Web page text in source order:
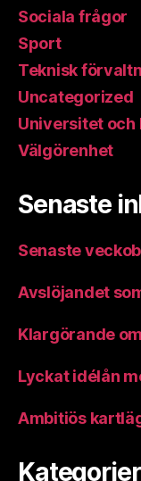
Sociala frågor
Sport
Teknisk
Uncategorized
Universitet och
Välgörenhet
Senaste
Senaste
Avslöjandet
Klargörande
Lyckat idélån
Ambitiös
Kategorier